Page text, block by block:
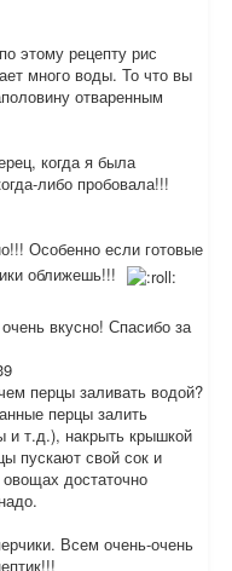
этому рецепту рис
много воды. То что вы
отваренным
когда я была
либо пробовала!!!
Особенно если готовые
оближешь!!!
вкусно! Спасибо за
перцы заливать водой?
перцы залить
и т.д.), накрыть крышкой
пускают свой сок и
достаточно
Всем очень-очень